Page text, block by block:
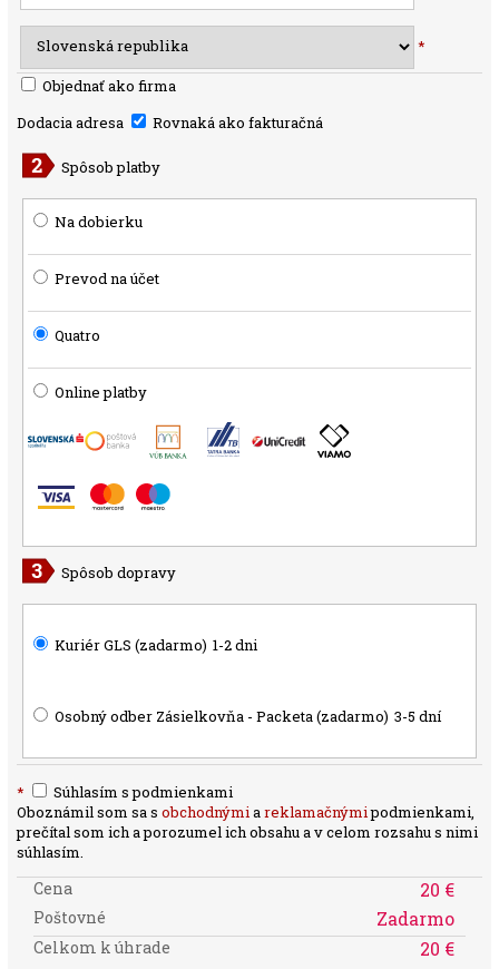
*
Objednať ako firma
Dodacia adresa
Rovnaká ako fakturačná
Spôsob platby
Na dobierku
Prevod na účet
Quatro
Online platby
Spôsob dopravy
Kuriér GLS (zadarmo) 1-2 dni
Osobný odber Zásielkovňa - Packeta (zadarmo) 3-5 dní
*
Súhlasím s podmienkami
Oboznámil som sa sobchodnými areklamačnýmipodmienkami,
prečítal som ich a porozumel ich obsahu a v celom rozsahu s nimi
súhlasím.
Cena 20 €
Poštovné Zadarmo
Celkom k úhrade 20 €